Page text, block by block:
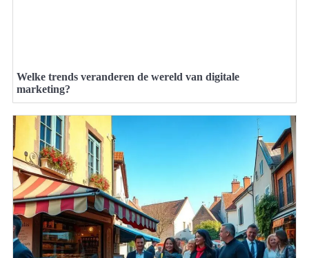
Welke trends veranderen de wereld van digitale
marketing?